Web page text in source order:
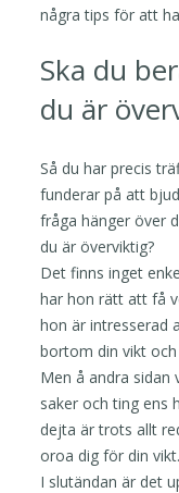
några tips för att
Ska du
du är
Så du har precis
funderar på att
fråga hänger över
du är överviktig?
Det finns inget
har hon rätt att få
hon är intresserad
bortom din vikt
Men å andra sidan
saker och ting ens
dejta är trots allt
oroa dig för din vikt.
I slutändan är det